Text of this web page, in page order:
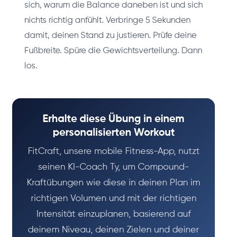
sich, warum die Balance daneben ist und sich
nichts richtig anfühlt. Verbringe 5 Sekunden
damit, deinen Stand zu justieren. Prüfe deine
Fußbreite. Spüre die Gewichtsverteilung. Dann
los.
Erhalte diese Übung in einem
personalisierten Workout
FitCraft, unsere mobile Fitness-App, nutzt
seinen KI-Coach Ty, um Compound-
Kraftübungen wie diese in deinen Plan im
richtigen Volumen und mit der richtigen
Intensität einzuplanen, basierend auf
deinem Niveau, deinen Zielen und deiner